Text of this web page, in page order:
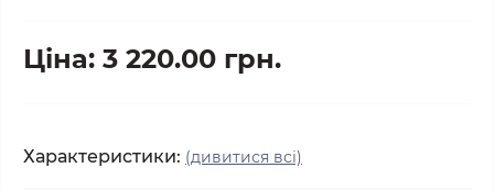
Ціна: 3 220.00 грн.
Характеристики: (дивитися всі)